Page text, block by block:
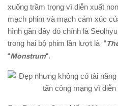
xuống trầm trọng vì diễn xuất
mạch phim và mạch cảm xúc
hình gần đây đó chính là
trong hai bộ phim lần lượt là “
“Monstrum“.